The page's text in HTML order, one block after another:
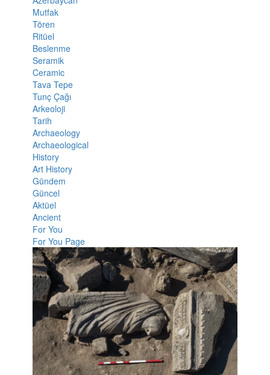
Mutfak
Tören
Ritüel
Beslenme
Seramik
Ceramic
Tava Tepe
Tunç Çağı
Arkeoloji
Tarih
Archaeology
Archaeological
History
Art History
Gündem
Güncel
Aktüel
Ancient
For You
For You Page